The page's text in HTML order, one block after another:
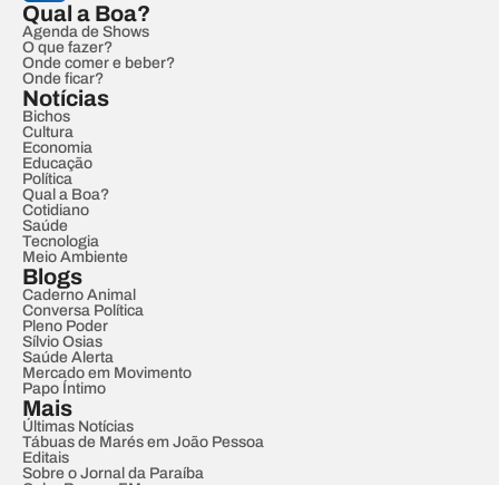
Qual a Boa?
Agenda de Shows
O que fazer?
Onde comer e beber?
Onde ficar?
Notícias
Bichos
Cultura
Economia
Educação
Política
Qual a Boa?
Cotidiano
Saúde
Tecnologia
Meio Ambiente
Blogs
Caderno Animal
Conversa Política
Pleno Poder
Sílvio Osias
Saúde Alerta
Mercado em Movimento
Papo Íntimo
Mais
Últimas Notícias
Tábuas de Marés em João Pessoa
Editais
Sobre o Jornal da Paraíba